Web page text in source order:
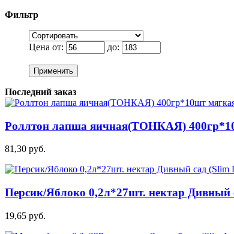
Фильтр
Цена от: до:
Применить
Последний заказ
Роллтон лапша яичная(ТОНКАЯ)
81,30 руб.
Персик/Яблоко 0,2л*27шт. нектар Дивный
19,65 руб.